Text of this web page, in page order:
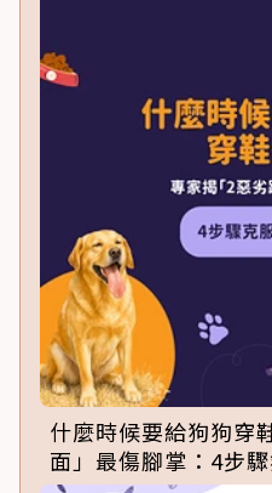
什麼時候要給狗狗穿
面」最傷腳掌：4步